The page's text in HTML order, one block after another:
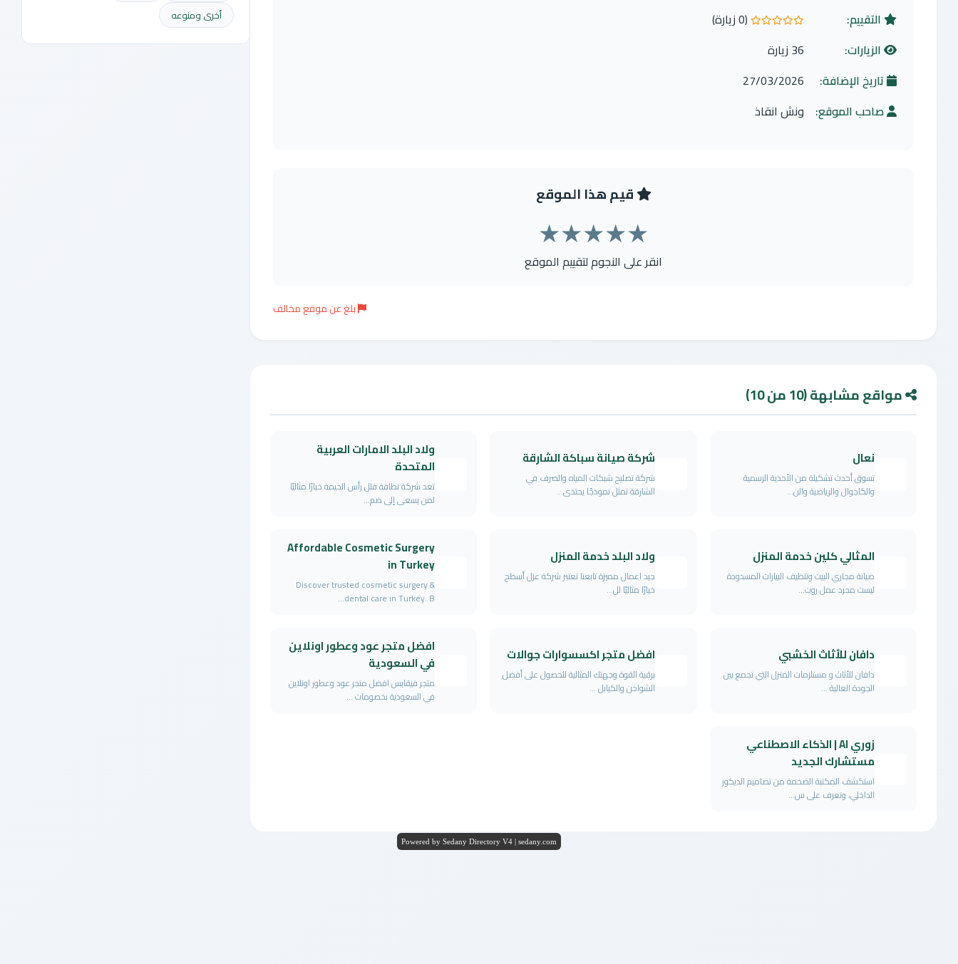
التقييم:
0.0 من 5 نجوم
(0 زيارة)
الزيارات:
36 زيارة
تاريخ الإضافة:
27/03/2026
صاحب الموقع: ونش انقاذ
قيم هذا الموقع
★
★
★
★
★
انقر على النجوم لتقييم الموقع
بلغ عن موقع مخالف
مواقع مشابهة (10 من 10)
نعال
تسوق أحدث تشكيلة من الأحذية الرسمية
والكاجوال والرياضية والن...
شركة صيانة سباكة الشارقة
شركة تصليح شبكات المياه والصرف في
الشارقة تمثل نموذجًا يحتذى...
ولاد البلد الامارات العربية
المتحدة
تعد شركة نظافة فلل رأس الخيمة خيارًا مثاليًا
لمن يسعى إلى ضم...
المثالي كلين خدمة المنزل
صيانة مجاري البيت وتنظيف البيارات المسدودة
ليست مجرد عمل روت...
ولاد البلد خدمة المنزل
جيد اعمال مميزة تابعنا تعتبر شركة عزل أسطح
خيارًا مثاليًا لل...
Affordable Cosmetic Surgery
in Turkey
Discover trusted cosmetic surgery &
dental care in Turkey. B...
دافان للأثاث الخشبي
دافان للأثاث و مستلزمات المنزل التي تجمع بين
الجودة العالية ...
افضل متجر اكسسوارات جوالات
برقية القوة وجهتك المثالية للحصول على أفضل
الشواحن والكيابل ...
افضل متجر عود وعطور اونلاين
في السعودية
متجر فيقابس افضل متجر عود وعطور اونلاين
في السعودية بخصومات ...
زوري AI | الذكاء الاصطناعي
مستشارك الجديد
استكشف المكتبة الضخمة من تصاميم الديكور
الداخلي، وتعرف على س...
أخرى ومنوعه
Powered by Sedany Directory V4 | sedany.com